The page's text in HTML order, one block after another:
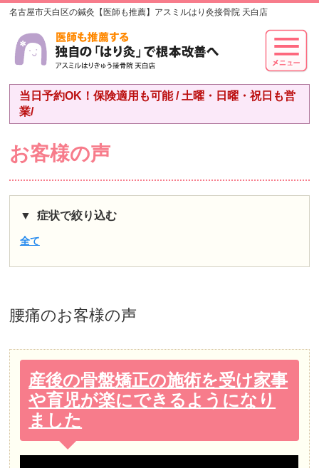
名古屋市天白区の鍼灸【医師も推薦】アスミルはり灸接骨院 天白店
当日予約OK！保険適用も可能 / 土曜・日曜・祝日も営
業/
お客様の声
症状で絞り込む
全て
腰痛のお客様の声
産後の骨盤矯正の施術を受け家事
や育児が楽にできるようになり
ました